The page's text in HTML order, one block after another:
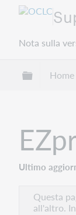
Nota sulla
Home
Ultimo
Questa
all'altro.